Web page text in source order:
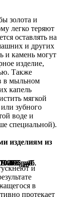
9 278руб.
9 278руб.
9 278руб.
9 278руб.
9 278руб.
7 418руб.
10 095руб.
10 095руб.
10 095руб.
10 095руб.
10 095руб.
10 095руб.
золота и
легко теряют
оставлять на
и других
и камень могут
изделие,
Также
в мыльном
капель
мягкой
зубного
воде и
специальной).
изделиям из
и
в
протекает